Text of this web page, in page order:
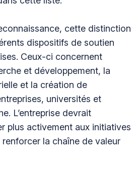
cette distinction
dispositifs de soutien
Ceux-ci concernent
et développement, la
et la création de
universités et
L’entreprise devrait
plus activement aux initiatives
la chaîne de valeur